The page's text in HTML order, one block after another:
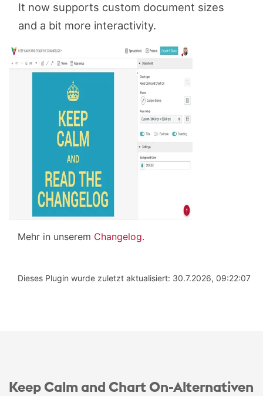
It now supports custom document sizes
and a bit more interactivity.
Mehr in unserem Changelog.
Dieses Plugin wurde zuletzt aktualisiert: 30.7.2026, 09:22:07
Keep Calm and Chart On-Alternativen